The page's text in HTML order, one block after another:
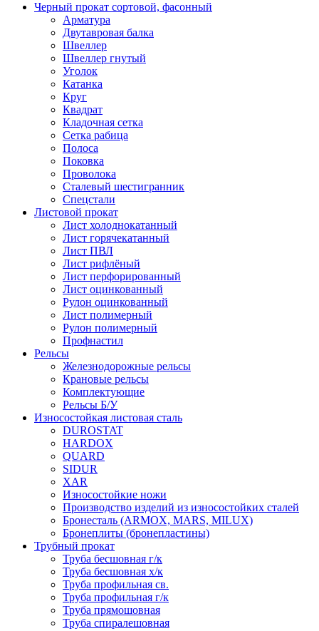
Черный прокат сортовой, фасонный
Арматура
Двутавровая балка
Швеллер
Швеллер гнутый
Уголок
Катанка
Круг
Квадрат
Кладочная сетка
Сетка рабица
Полоса
Поковка
Проволока
Сталевый шестигранник
Спецстали
Листовой прокат
Лист холоднокатанный
Лист горячекатанный
Лист ПВЛ
Лист рифлёный
Лист перфорированный
Лист оцинкованный
Рулон оцинкованный
Лист полимерный
Рулон полимерный
Профнастил
Рельсы
Железнодорожные рельсы
Крановые рельсы
Комплектующие
Рельсы Б/У
Износостойкая листовая сталь
DUROSTAT
HARDOX
QUARD
SIDUR
XAR
Износостойкие ножи
Производство изделий из износостойких сталей
Бронесталь (ARMOX, MARS, MILUX)
Бронеплиты (бронепластины)
Трубный прокат
Труба бесшовная г/к
Труба бесшовная х/к
Труба профильная св.
Труба профильная г/к
Труба прямошовная
Труба спиралешовная